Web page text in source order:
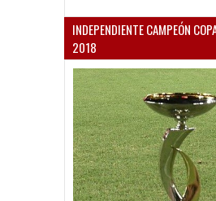
INDEPENDIENTE CAMPEÓN
2018